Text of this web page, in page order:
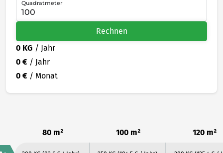
Quadratmeter
Rechnen
0 KG / Jahr
0 € / Jahr
0 € / Monat
80 m² 100 m² 120 m²